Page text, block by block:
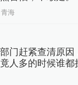
海
门赶紧查清原因
人多的时候谁都